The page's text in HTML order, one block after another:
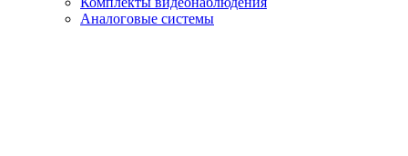
Аналоговые системы